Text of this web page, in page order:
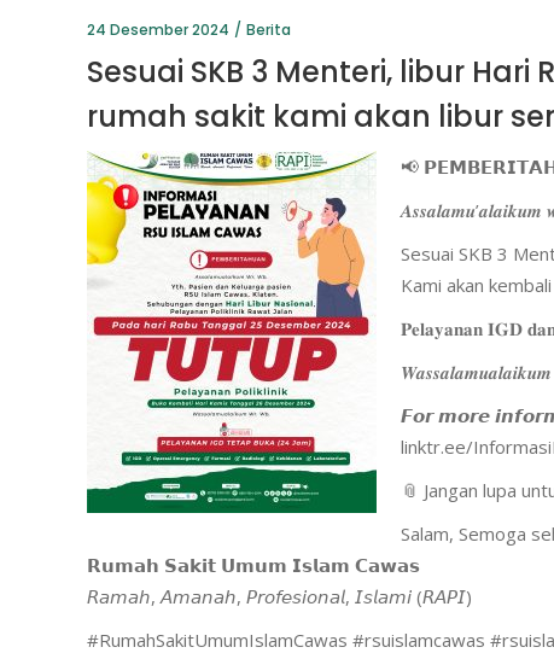
24 Desember 2024 Berita
Sesuai SKB 3 Menteri, libur
rumah sakit kami akan libur
📢
𝑨𝒔𝒔𝒂𝒍𝒂𝒎𝒖’𝒂𝒍𝒂𝒊𝒌𝒖𝒎
Sesuai SKB 3
Kami akan
𝐏𝐞𝐥𝐚𝐲𝐚𝐧𝐚𝐧 𝐈𝐆𝐃
𝙁𝙤𝙧 𝙢𝙤𝙧𝙚
linktr.ee/
📎 Jangan lupa
Salam, Semoga
𝗥𝘂𝗺𝗮𝗵 𝗦𝗮𝗸𝗶𝘁 𝗨𝗺𝘂𝗺 𝗜𝘀𝗹𝗮𝗺 𝗖𝗮𝘄𝗮𝘀
𝘙𝘢𝘮𝘢𝘩, 𝘈𝘮𝘢𝘯𝘢𝘩, 𝘗𝘳𝘰𝘧𝘦𝘴𝘪𝘰𝘯𝘢𝘭, 𝘐𝘴𝘭𝘢𝘮𝘪 (𝘙𝘈𝘗𝘐)
#RumahSakitUmumIslamCawas #rsuislamcawas